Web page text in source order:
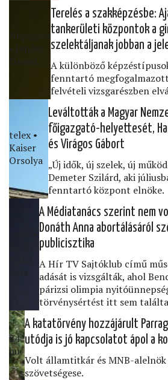
Népszava
• Juhász
Dániel
Terelés a szakképzésbe:
tankerületi központok a
szelektáljanak jobban a
A különböző
fenntartó
felvételi vizsgarészben
telex •
Kaiser
Orsolya
Leváltották a Magyar
főigazgató-helyettesét,
és Virágos Gábort
„Új idők, új szelek, új
Demeter Szilárd, aki
fenntartó központ elnöke.
A Médiatanács szerint nem
Donáth Anna abortálásáról
publicisztika
A Hír TV Sajtóklub című
adását is vizsgálták, ahol
párizsi olimpia
törvénysértést itt sem
24․
hu
A katatörvény hozzájárult
utódja is jó kapcsolatot ápol a
Volt államtitkár és MNB-
szövetségese.